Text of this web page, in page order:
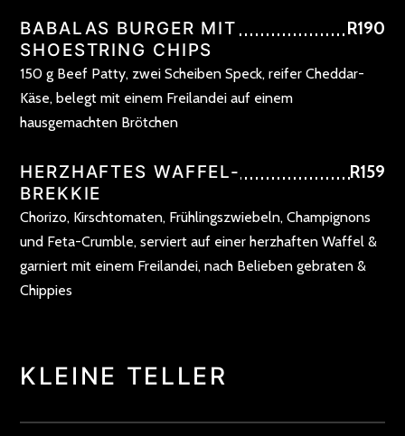
BABALAS BURGER MIT
SHOESTRING CHIPS
150 g Beef Patty, zwei Scheiben Speck, reifer Cheddar-
Käse, belegt mit einem Freilandei auf einem
hausgemachten Brötchen
R190
HERZHAFTES WAFFEL-
BREKKIE
Chorizo, Kirschtomaten, Frühlingszwiebeln, Champignons
und Feta-Crumble, serviert auf einer herzhaften Waffel &
garniert mit einem Freilandei, nach Belieben gebraten &
Chippies
R159
KLEINE TELLER